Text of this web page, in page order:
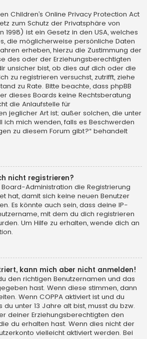
Children’s Online Privacy Protection Act
zum Schutz der Privatsphäre von
1998) ist ein Gesetz in den USA, welches
die möglicherweise persönliche Daten
erheben, hierzu die Zustimmung der
des oder der Erziehungsberechtigten
unsicher bist, ob dies auf dich oder die
zu registrieren versuchst, zutrifft, ziehe
zu Rate. Bitte beachte, dass phpBB
dieses Boards keine Rechtsberatung
die Anlaufstelle für
jeglicher Art ist; außer solchen, die unter
ich mich wenden, falls es Beschwerden
zu diesem Forum gibt?“ behandelt
nicht registrieren?
Board-Administration die Registrierung
hat, damit sich keine neuen Benutzer
Es könnte auch sein, dass deine IP-
mit dem du dich registrieren
Um Hilfe zu erhalten, wende dich an
kann mich aber nicht anmelden!
den richtigen Benutzernamen und das
hast. Wenn diese stimmen, dann
Wenn COPPA aktiviert ist und du
unter 13 Jahre alt bist, musst du bzw.
deiner Erziehungsberechtigten den
du erhalten hast. Wenn dies nicht der
vielleicht aktiviert werden. Bei